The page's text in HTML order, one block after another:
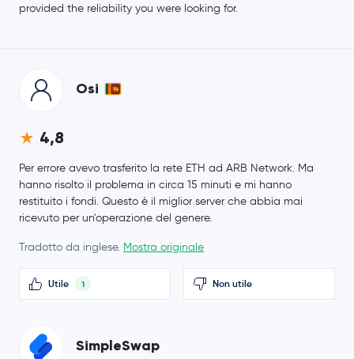
provided the reliability you were looking for.
Osi
4,8
Per errore avevo trasferito la rete ETH ad ARB Network. Ma
hanno risolto il problema in circa 15 minuti e mi hanno
restituito i fondi. Questo è il miglior server che abbia mai
ricevuto per un'operazione del genere.
Tradotto da inglese. Mostra originale
Utile 1 Non utile
SimpleSwap